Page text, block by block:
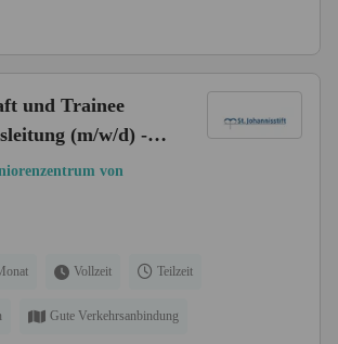
und Trainee
(m/w/d) -
mit Herz gesucht!
von
Vollzeit Teilzeit
Gute Verkehrsanbindung